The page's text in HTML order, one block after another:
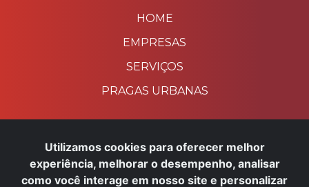
Utilizamos cookies para oferecer melhor
experiência, melhorar o desempenho, analisar
como você interage em nosso site e personalizar
HOME
EMPRESAS
SERVIÇOS
PRAGAS URBANAS